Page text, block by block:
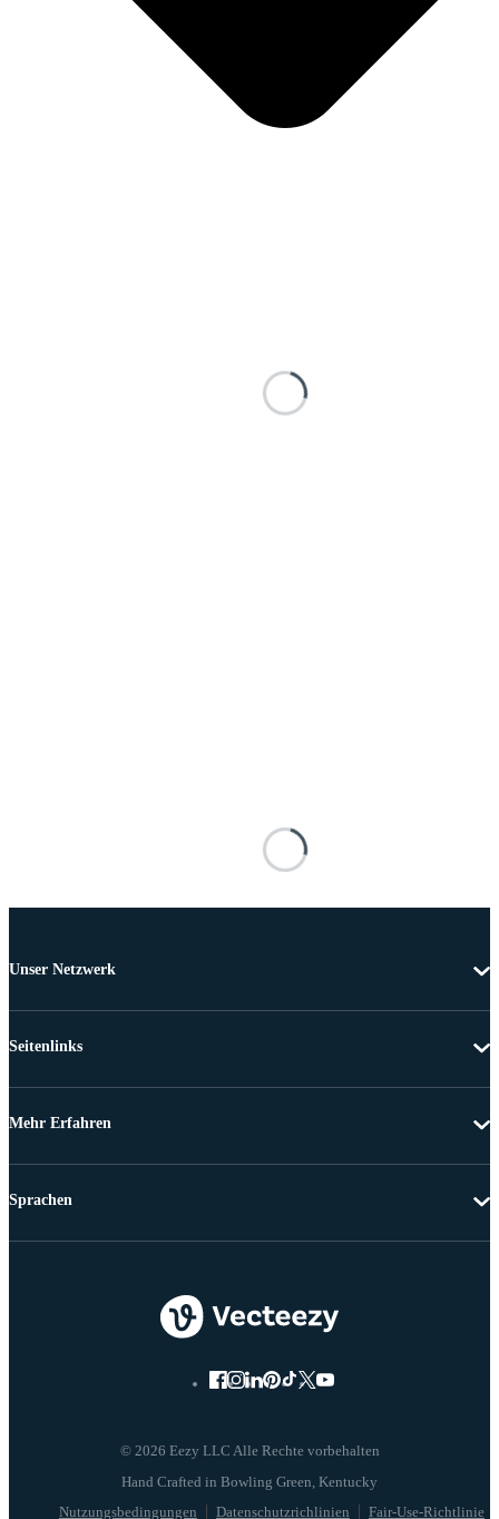
Unser Netzwerk
Seitenlinks
Mehr Erfahren
© 2026 Eezy LLC Alle Rechte vorbehalten
Nutzungsbedingungen Datenschutzrichlinien Fair-Use-Richtlinie
Sprachen